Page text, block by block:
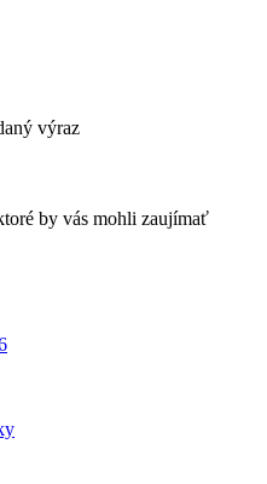
výraz
by vás mohli zaujímať